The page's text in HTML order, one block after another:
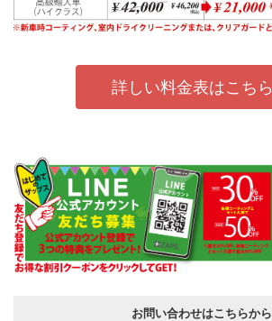
詳しい料金表はこちら
お問い合わせはこちらから